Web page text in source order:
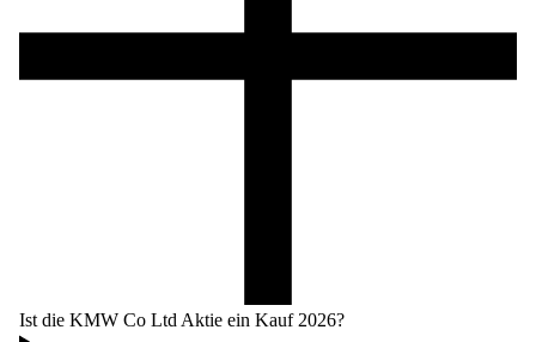
Ist die KMW Co Ltd Aktie ein Kauf 2026?